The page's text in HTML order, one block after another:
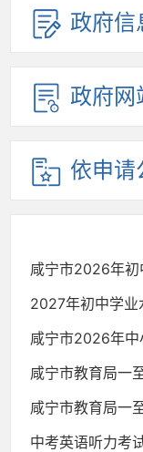
政府信
政府网
依申请
咸宁市2026年初
2027年初中学业
咸宁市2026年中
咸宁市教育局一
咸宁市教育局一
中考英语听力考